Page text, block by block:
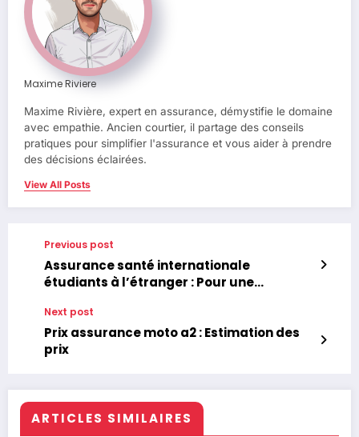
Maxime Riviere
Maxime Rivière, expert en assurance, démystifie le domaine
avec empathie. Ancien courtier, il partage des conseils
pratiques pour simplifier l'assurance et vous aider à prendre
des décisions éclairées.
View All Posts
Previous post
Assurance santé internationale
étudiants à l’étranger : Pour une
Next post
Prix assurance moto a2 : Estimation des
prix
ARTICLES SIMILAIRES